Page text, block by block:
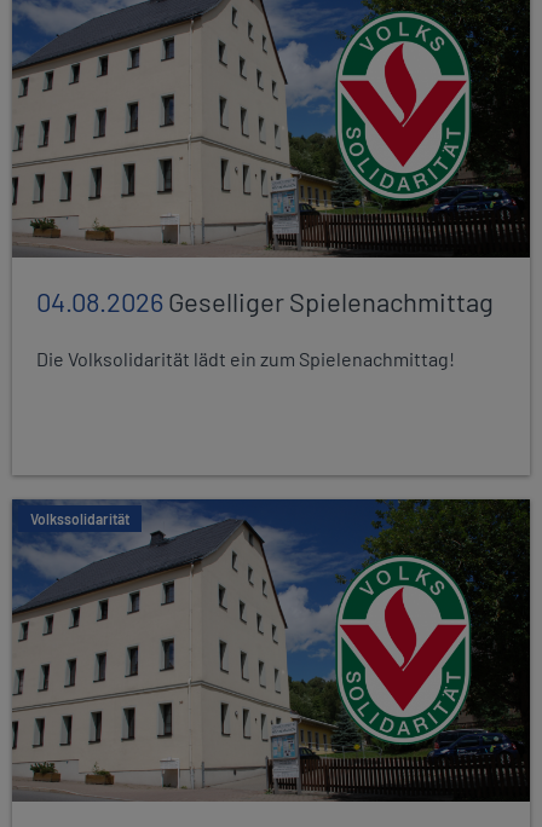
04.08.2026Geselliger Spielenachmittag
Die Volksolidarität lädt ein zum Spielenachmittag!
Volkssolidarität